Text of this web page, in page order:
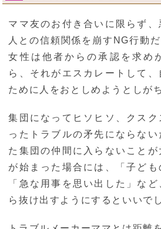
ママ友のお付き合いに限らず、
人との信頼関係を崩すNG行動
女性は他者からの承認を求め
ら、それがエスカレートして
ために人をおとしめようとしが
集団になってヒソヒソ、クス
ったトラブルの矛先にならな
た集団の仲間に入らないこと
が始まった場合には、「子ども
「急な用事を思い出した」な
ら抜け出すようにするといいで